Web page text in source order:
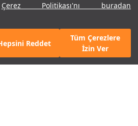
Çerez Politikası'nı buradan
Reddet
Tüm Çerezlere
İzin Ver
Keşfet! Detayları Gör
6.690 TL